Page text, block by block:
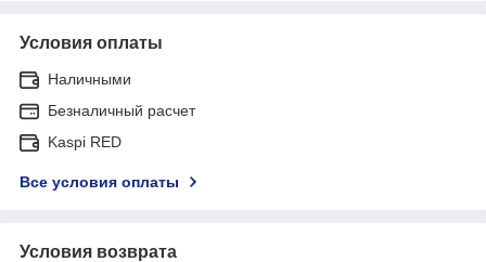
Условия оплаты
Наличными
Безналичный расчет
Kaspi RED
Все условия оплаты
Условия возврата